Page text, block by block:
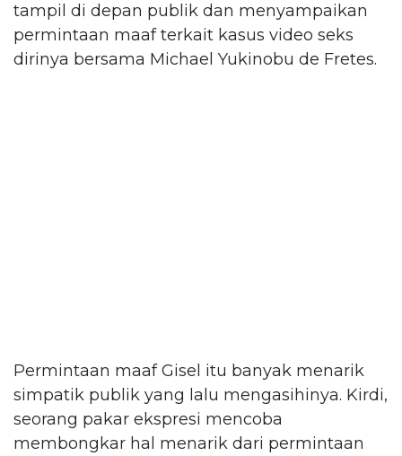
tampil di depan publik dan menyampaikan
permintaan maaf terkait kasus video seks
dirinya bersama Michael Yukinobu de Fretes.
Permintaan maaf Gisel itu banyak menarik
simpatik publik yang lalu mengasihinya. Kirdi,
seorang pakar ekspresi mencoba
membongkar hal menarik dari permintaan